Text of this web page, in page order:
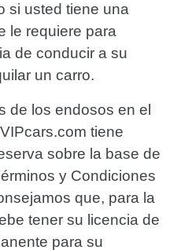
si usted tiene una
le requiere para
de conducir a su
un carro.
de los endosos en el
tiene
sobre la base de
y Condiciones
que, para la
tener su licencia de
para su